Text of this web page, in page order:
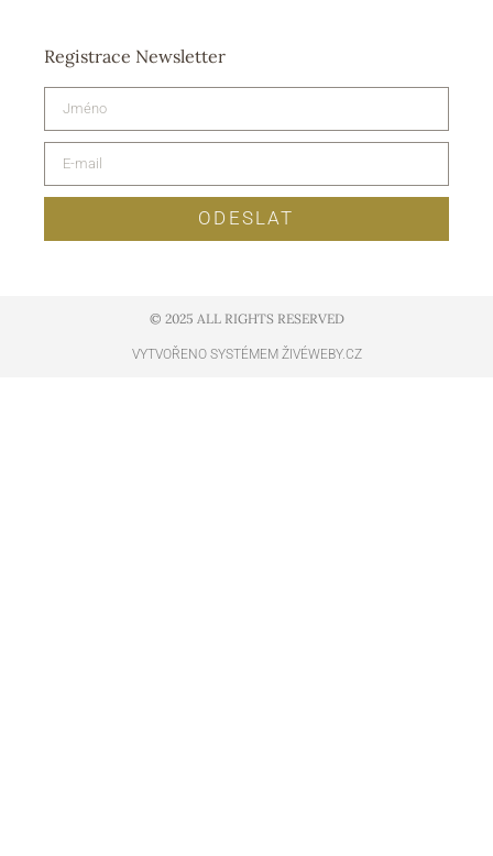
Registrace Newsletter
ODESLAT
© 2025 ALL RIGHTS RESERVED​
VYTVOŘENO SYSTÉMEM ŽIVÉWEBY.CZ